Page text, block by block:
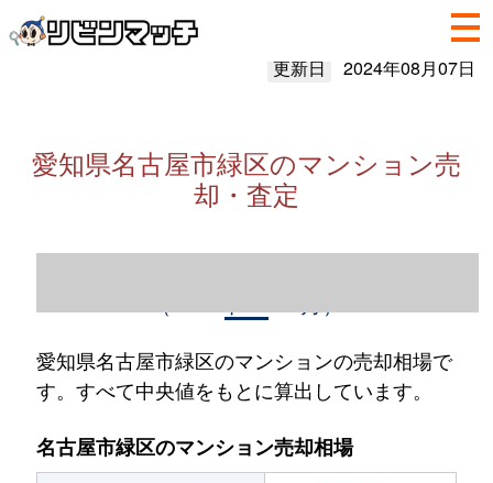
更新日 2024年08月07日
愛知県名古屋市緑区のマンション売
却・査定
愛知県名古屋市緑区のマンションの売却相場で
す。すべて中央値をもとに算出しています。
名古屋市緑区のマンション売却相場